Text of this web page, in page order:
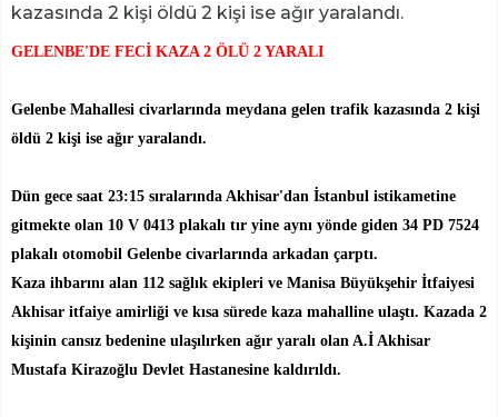
kazasında 2 kişi öldü 2 kişi ise ağır yaralandı.
GELENBE'DE FECİ KAZA 2 ÖLÜ 2 YARALI
Gelenbe Mahallesi civarlarında meydana gelen trafik kazasında 2 kişi
öldü 2 kişi ise ağır yaralandı.
Dün gece saat 23:15 sıralarında Akhisar'dan İstanbul istikametine
gitmekte olan 10 V 0413 plakalı tır yine aynı yönde giden 34 PD 7524
plakalı otomobil Gelenbe civarlarında arkadan çarptı.
Kaza ihbarını alan 112 sağlık ekipleri ve Manisa Büyükşehir İtfaiyesi
Akhisar itfaiye amirliği ve kısa sürede kaza mahalline ulaştı. Kazada 2
kişinin cansız bedenine ulaşılırken ağır yaralı olan A.İ Akhisar
Mustafa Kirazoğlu Devlet Hastanesine kaldırıldı.